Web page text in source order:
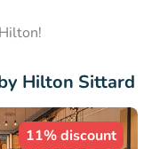
Hilton Sittard
11% discount